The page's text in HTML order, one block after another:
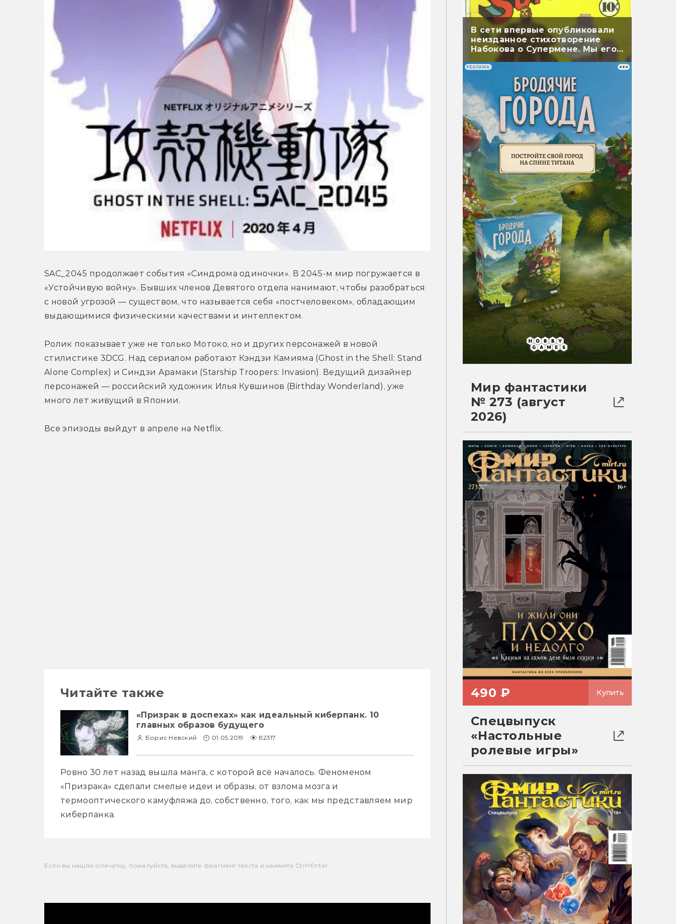
SAC_2045 продолжает события «Синдрома одиночки». В 2045-м мир погружается в
«Устойчивую войну». Бывших членов Девятого отдела нанимают, чтобы разобраться
с новой угрозой — существом, что называется себя «постчеловеком», обладающим
выдающимися физическими качествами и интеллектом.
Ролик показывает уже не только Мотоко, но и других персонажей в новой
стилистике 3DCG. Над сериалом работают Кэндзи Камияма (Ghost in the Shell: Stand
Alone Complex) и Синдзи Арамаки (Starship Troopers: Invasion). Ведущий дизайнер
персонажей — российский художник Илья Кувшинов (Birthday Wonderland), уже
много лет живущий в Японии.
Все эпизоды выйдут в апреле на Netflix.
Читайте также
«Призрак в доспехах» как идеальный киберпанк. 10
главных образов будущего
Борис Невский 01.05.2019 82317
Ровно 30 лет назад вышла манга, с которой всё началось. Феноменом
«Призрака» сделали смелые идеи и образы, от взлома мозга и
термооптического камуфляжа до, собственно, того, как мы представляем мир
киберпанка.
Если вы нашли опечатку, пожалуйста, выделите фрагмент текста и нажмите Ctrl+Enter.
В сети впервые опубликовали
неизданное стихотворение
Набокова о Супермене. Мы его
перевели
РЕКЛАМА
Мир фантастики
№ 273 (август
2026)
490 ₽ Купить
Спецвыпуск
«Настольные
ролевые игры»